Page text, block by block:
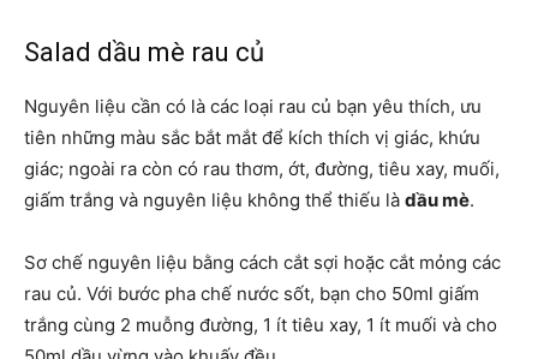
Salad dầu mè rau củ
Nguyên liệu cần có là các loại rau củ bạn yêu thích, ưu
tiên những màu sắc bắt mắt để kích thích vị giác, khứu
giác; ngoài ra còn có rau thơm, ớt, đường, tiêu xay, muối,
giấm trắng và nguyên liệu không thể thiếu là dầu mè.
Sơ chế nguyên liệu bằng cách cắt sợi hoặc cắt mỏng các
rau củ. Với bước pha chế nước sốt, bạn cho 50ml giấm
trắng cùng 2 muỗng đường, 1 ít tiêu xay, 1 ít muối và cho